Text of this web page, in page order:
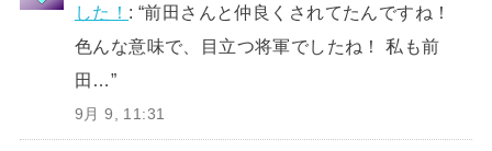
した！ : “前田さんと仲良くされてたんですね！
色んな意味で、目立つ将軍でしたね！ 私も前
田…”
9月 9, 11:31